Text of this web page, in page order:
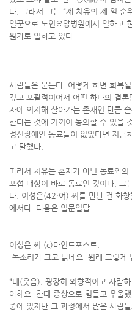
다. 그래서 그는 “제 치유의 제 일 순
일꾼으로 노인요양병원에서 일하고
원가로 일하고 있다.
사람들은 묻는다. 어떻게 하면 회복
깊고 포괄적이어서 어떤 하나의 결
자에 의지해 살아가는 존재인 만큼
한다는 것에 기꺼이 동의할 수 있을
정신장애인 동료들이 없었다면 지금
고 말했다.
따라서 치유는 혼자가 아닌 동료와
포섭 대상이 바로 동료인 것이다. 그
다. 이성은(42·여) 씨를 만난 건 화
에서다. 다음은 일문일답.
이성은 씨 (c)마인드포스트.
-목소리가 크고 밝네요. 원래 그렇게
“네(웃음). 굉장히 외향적이고 사람
아해요. 한때 증상으로 힘들고 우울
중에 있지만 그 과정에서 많은 사람